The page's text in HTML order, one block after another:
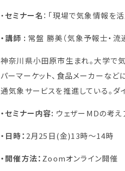
・セミナー名：「現場で気象情報を
・講師 : 常盤 勝美（気象予報士・流
神奈川県小田原市生まれ。大学で
パーマーケット、食品メーカーな
通気象サービスを推進している。ダ
・セミナー内容: ウェザーMDの考
・日時： 2月25日(金)13時～14時
・開催方法： Zoomオンライン開催